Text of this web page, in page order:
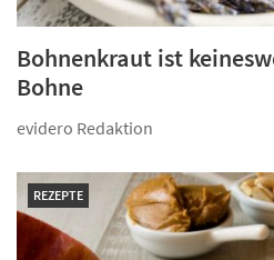
Bohnenkraut ist
Bohne
evidero Redaktion
REZEPTE